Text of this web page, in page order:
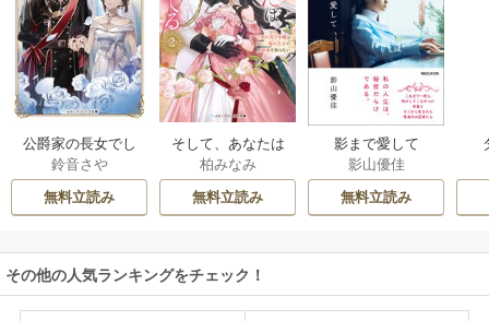
公爵家の長女でし
た
鈴音さや
無料立読み
そして、あなたは
私を捨てる
柏みなみ
無料立読み
影まで愛して
影山優佳
無料立読み
その他の人気ランキングをチェック！